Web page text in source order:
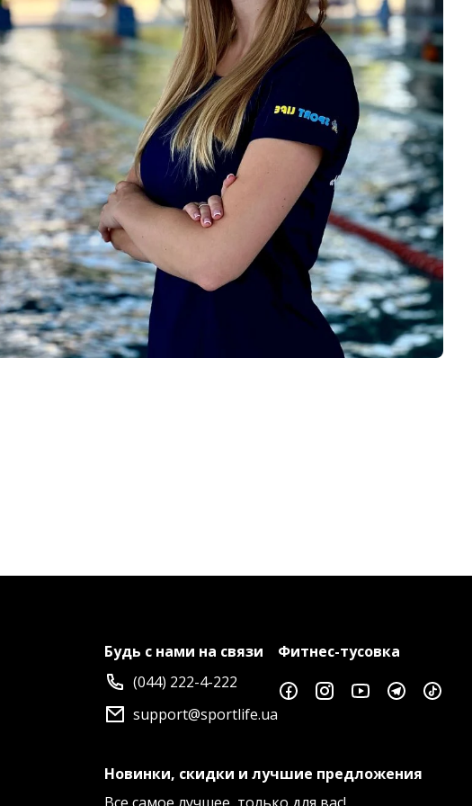
Будь с нами на связи
(044) 222-4-222
support@sportlife.ua
Фитнес-тусовка
Новинки, скидки и лучшие предложения